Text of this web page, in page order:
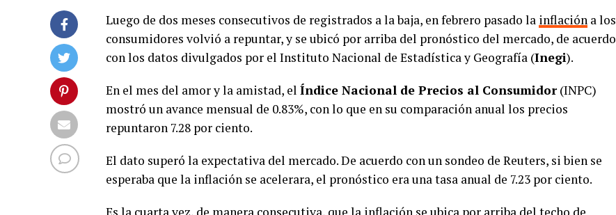
Luego de dos meses consecutivos de registrados a la baja, en febrero pasado la inflación a los
consumidores volvió a repuntar, y se ubicó por arriba del pronóstico del mercado, de acuerdo
con los datos divulgados por el Instituto Nacional de Estadística y Geografía (Inegi).
En el mes del amor y la amistad, el Índice Nacional de Precios al Consumidor(INPC)
mostró un avance mensual de 0.83%, con lo que en su comparación anual los precios
repuntaron 7.28 por ciento.
El dato superó la expectativa del mercado. De acuerdo con un sondeo de Reuters, si bien se
esperaba que la inflación se acelerara, el pronóstico era una tasa anual de 7.23 por ciento.